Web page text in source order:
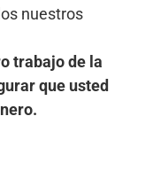
nuestros
trabajo de la
que usted